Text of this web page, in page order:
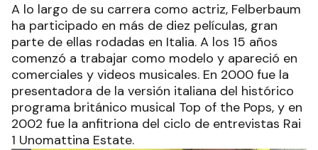
A lo largo de su carrera como actriz, Felberbaum
ha participado en más de diez películas, gran
parte de ellas rodadas en Italia. A los 15 años
comenzó a trabajar como modelo y apareció en
comerciales y videos musicales. En 2000 fue la
presentadora de la versión italiana del histórico
programa británico musical Top of the Pops, y en
2002 fue la anfitriona del ciclo de entrevistas Rai
1 Unomattina Estate.